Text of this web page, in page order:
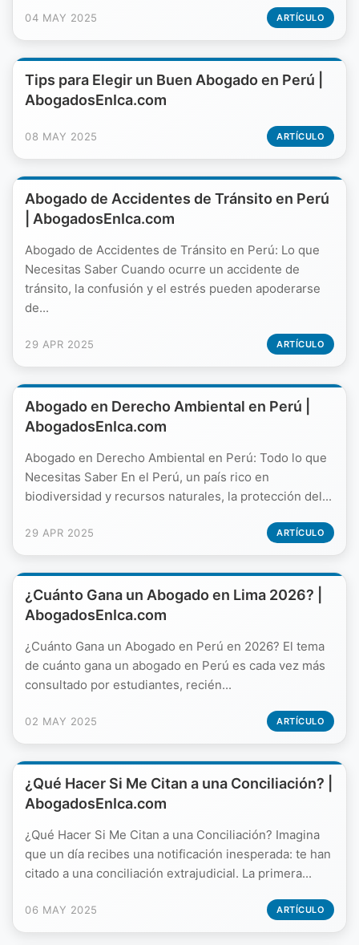
04 MAY 2025 ARTÍCULO
Tips para Elegir un Buen Abogado en Perú |
AbogadosEnIca.com
08 MAY 2025 ARTÍCULO
Abogado de Accidentes de Tránsito en Perú
| AbogadosEnIca.com
Abogado de Accidentes de Tránsito en Perú: Lo que
Necesitas Saber Cuando ocurre un accidente de
tránsito, la confusión y el estrés pueden apoderarse
de...
29 APR 2025 ARTÍCULO
Abogado en Derecho Ambiental en Perú |
AbogadosEnIca.com
Abogado en Derecho Ambiental en Perú: Todo lo que
Necesitas Saber En el Perú, un país rico en
biodiversidad y recursos naturales, la protección del...
29 APR 2025 ARTÍCULO
¿Cuánto Gana un Abogado en Lima 2026? |
AbogadosEnIca.com
¿Cuánto Gana un Abogado en Perú en 2026? El tema
de cuánto gana un abogado en Perú es cada vez más
consultado por estudiantes, recién...
02 MAY 2025 ARTÍCULO
¿Qué Hacer Si Me Citan a una Conciliación? |
AbogadosEnIca.com
¿Qué Hacer Si Me Citan a una Conciliación? Imagina
que un día recibes una notificación inesperada: te han
citado a una conciliación extrajudicial. La primera...
06 MAY 2025 ARTÍCULO